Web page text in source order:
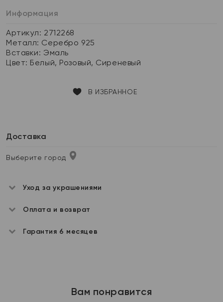
Информация
Артикул: 2712268
Металл: Серебро 925
Вставки: Эмаль
Цвет: Белый, Розовый, Сиреневый
В ИЗБРАННОЕ
Доставка
Выберите город
Уход за украшениями
Оплата и возврат
Гарантия 6 месяцев
Вам понравится